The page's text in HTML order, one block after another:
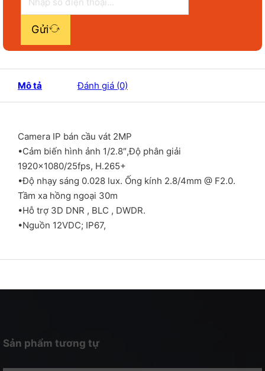
Gửi
Mô tả Đánh giá (0)
Camera IP bán cầu vát 2MP
•Cảm biến hình ảnh 1/2.8″,Độ phân giải
1920×1080/25fps, H.265+
•Độ nhạy sáng 0.028 lux. Ống kính 2.8/4mm @ F2.0.
Tầm xa hồng ngoại 30m
•Hỗ trợ 3D DNR , BLC , DWDR.
•Nguồn 12VDC; IP67,
Sản phẩm tương tự